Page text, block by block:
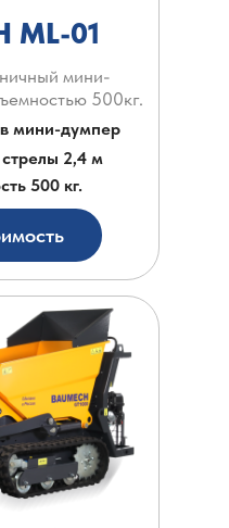
мини-
500кг.
ML-01
500 кг.
2,4 м
мини-думпер